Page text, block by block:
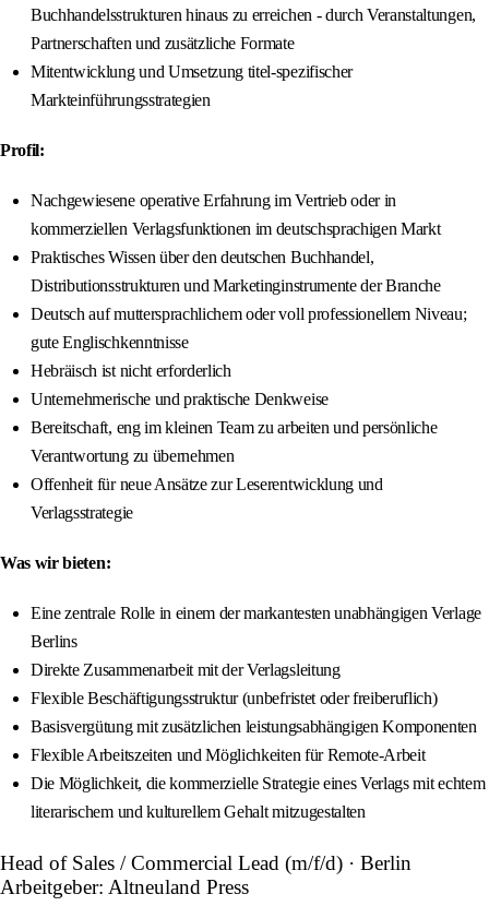
Buchhandelsstrukturen hinaus zu erreichen - durch Veranstaltungen,
Partnerschaften und zusätzliche Formate
Mitentwicklung und Umsetzung titel-spezifischer
Markteinführungsstrategien
Profil:
Nachgewiesene operative Erfahrung im Vertrieb oder in
kommerziellen Verlagsfunktionen im deutschsprachigen Markt
Praktisches Wissen über den deutschen Buchhandel,
Distributionsstrukturen und Marketinginstrumente der Branche
Deutsch auf muttersprachlichem oder voll professionellem Niveau;
gute Englischkenntnisse
Hebräisch ist nicht erforderlich
Unternehmerische und praktische Denkweise
Bereitschaft, eng im kleinen Team zu arbeiten und persönliche
Verantwortung zu übernehmen
Offenheit für neue Ansätze zur Leserentwicklung und
Verlagsstrategie
Was wir bieten:
Eine zentrale Rolle in einem der markantesten unabhängigen Verlage
Berlins
Direkte Zusammenarbeit mit der Verlagsleitung
Flexible Beschäftigungsstruktur (unbefristet oder freiberuflich)
Basisvergütung mit zusätzlichen leistungsabhängigen Komponenten
Flexible Arbeitszeiten und Möglichkeiten für Remote-Arbeit
Die Möglichkeit, die kommerzielle Strategie eines Verlags mit echtem
literarischem und kulturellem Gehalt mitzugestalten
Head of Sales / Commercial Lead (m/f/d) · Berlin
Arbeitgeber: Altneuland Press